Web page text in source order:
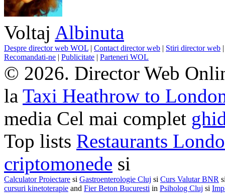
Voltaj Albinuta
Despre director web WOL | Contact director web | Stiri director web
Recomandati-ne | Publicitate | Parteneri WOL
© 2026. Director Web
la Taxi Heathrow to
media Cel mai complet
Top lists Restaurants
criptomonede si
Calculator Proiectare si Gastroenterologie Cluj si Curs Valutar BNR
cursuri kinetoterapie and Fier Beton Bucuresti in Psiholog Cluj si